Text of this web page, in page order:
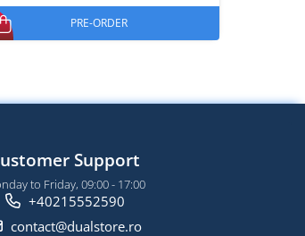
PRE-ORDER
Support
to Friday, 09:00 - 17:00
+40215552590
contact@dualstore.ro